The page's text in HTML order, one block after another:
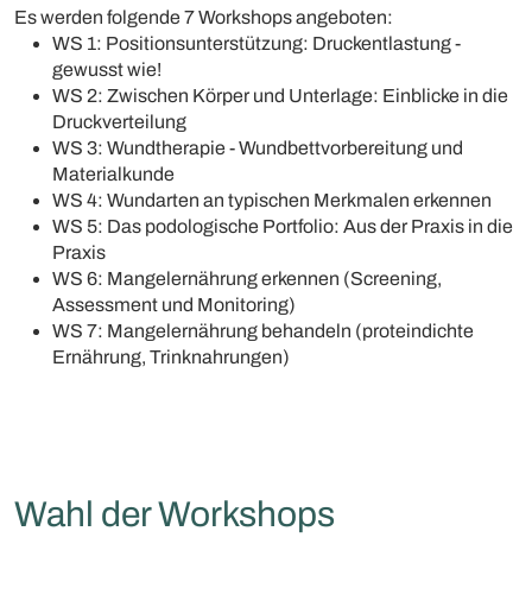
Es werden folgende 7 Workshops angeboten:
WS 1: Positionsunterstützung: Druckentlastung -
gewusst wie!
WS 2: Zwischen Körper und Unterlage: Einblicke in die
Druckverteilung
WS 3: Wundtherapie - Wundbettvorbereitung und
Materialkunde
WS 4: Wundarten an typischen Merkmalen erkennen
WS 5: Das podologische Portfolio: Aus der Praxis in die
Praxis
WS 6: Mangelernährung erkennen (Screening,
Assessment und Monitoring)
WS 7: Mangelernährung behandeln (proteindichte
Ernährung, Trinknahrungen)
Wahl der Workshops